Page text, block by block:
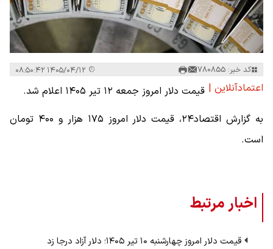
کد خبر: 780855
اعتمادآنلاین | قیمت دلار امروز جمعه ۱۲ تیر ۱۴۰۵ اعلام شد.
به گزارش اقتصاد۲۴، قیمت دلار امروز ۱۷۵ هزار و ۴۰۰ تومان
است.
اخبار مرتبط
قیمت دلار امروز چهارشنبه ۱۰ تیر ۱۴۰۵؛ دلار آزاد درجا زد